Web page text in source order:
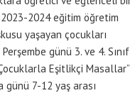
2024 eğitim öğretim
yaşayan çocukları
günü 3. ve 4. Sınıf
Eşitlikçi Masallar”
7-12 yaş arası